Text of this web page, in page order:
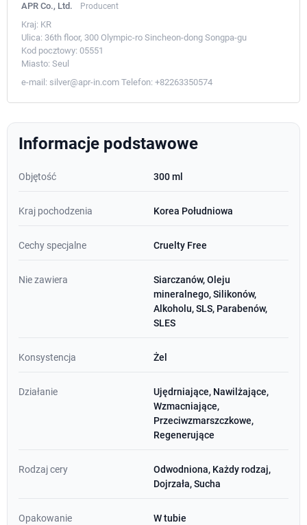
APR Co., Ltd. Producent
Kraj: KR
Ulica: 36th floor, 300 Olympic-ro Sincheon-dong Songpa-gu
Kod pocztowy: 05551
Miasto: Seul
e-mail: silver@apr-in.com Telefon: +82263350574
Informacje podstawowe
Objętość 300 ml
Kraj pochodzenia Korea Południowa
Cechy specjalne Cruelty Free
Nie zawiera
Siarczanów, Oleju
mineralnego, Silikonów,
Alkoholu, SLS, Parabenów,
SLES
Konsystencja Żel
Działanie
Ujędrniające, Nawilżające,
Wzmacniające,
Przeciwzmarszczkowe,
Regenerujące
Rodzaj cery
Odwodniona, Każdy rodzaj,
Dojrzała, Sucha
Opakowanie W tubie